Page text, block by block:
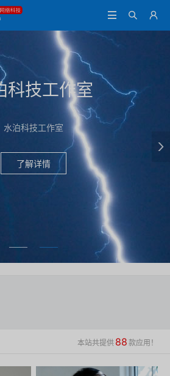



科技工作室
水泊科技工作室
了解详情

本站共提供 88 款应用！